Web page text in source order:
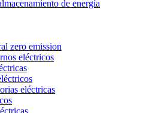
de energía
zero emission
eléctricos
eléctricas